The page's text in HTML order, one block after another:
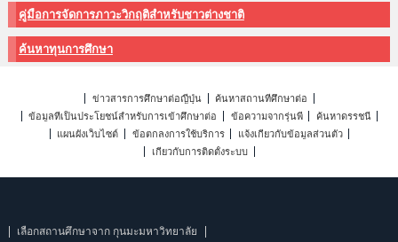
คู่มือการจัดการภาวะวิกฤติสำหรับชาวต่างชาติ
ค้นหาทุนการศึกษา
ข่าวสารการศึกษาต่อญี่ปุ่น
ค้นหาสถานที่ศึกษาต่อ
ข้อมูลที่เป็นประโยชน์สำหรับการเข้าศึกษาต่อ
ข้อความจากรุ่นพี่
ค้นหาดรรชนี
แผนผังเว็บไซต์
ข้อตกลงการใช้บริการ
แจ้งเกี่ยวกับข้อมูลส่วนตัว
เกี่ยวกับการติดตั้งระบบ
เลือกสถานศึกษาจาก กุนมะมหาวิทยาลัย